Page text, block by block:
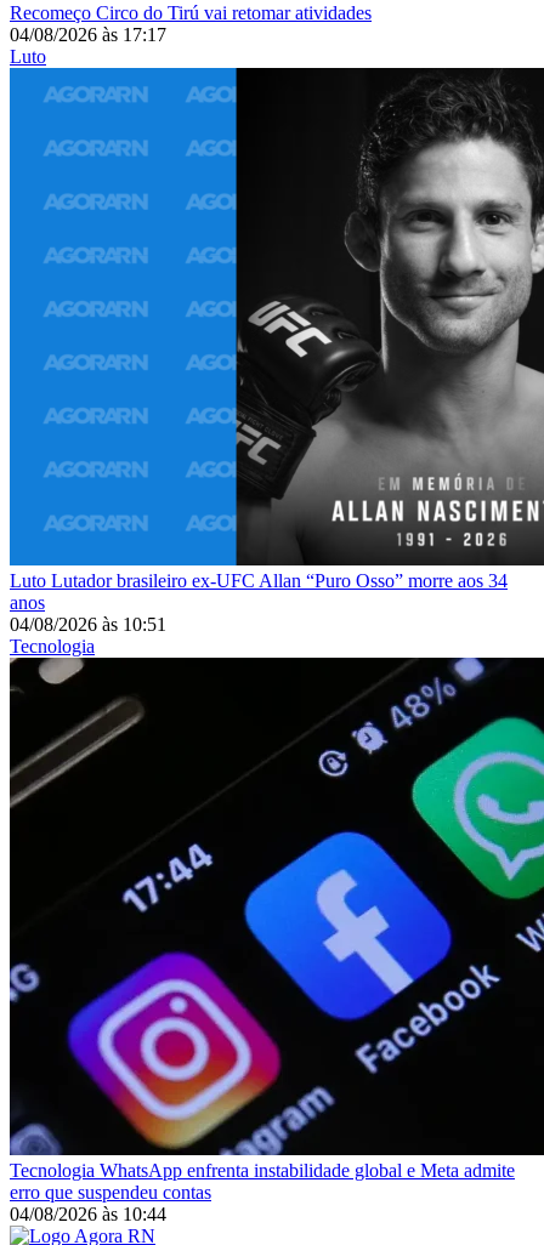
Recomeço Circo do Tirú vai retomar atividades
04/08/2026 às 17:17
Luto
Luto Lutador brasileiro ex-UFC Allan “Puro Osso” morre aos 34
anos
04/08/2026 às 10:51
Tecnologia
Tecnologia WhatsApp enfrenta instabilidade global e Meta admite
erro que suspendeu contas
04/08/2026 às 10:44